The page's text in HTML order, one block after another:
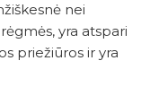
nei
yra atspari
priežiūros ir yra